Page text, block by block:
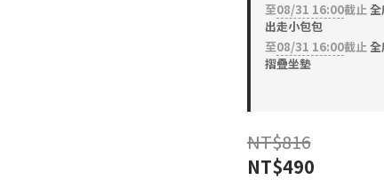
至08/31 16:00截止全
出走小包包
至08/31 16:00截止全
摺疊坐墊
NT$816
NT$490